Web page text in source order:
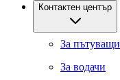
Контактен център
За пътуващи
За водачи